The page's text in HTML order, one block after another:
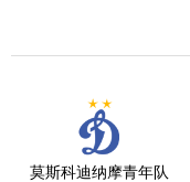
莫斯科迪纳摩青年队